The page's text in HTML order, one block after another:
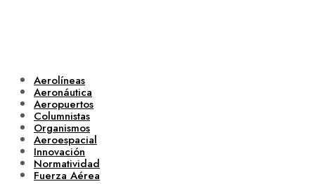
Aerolíneas
Aeronáutica
Aeropuertos
Columnistas
Organismos
Aeroespacial
Innovación
Normatividad
Fuerza Aérea